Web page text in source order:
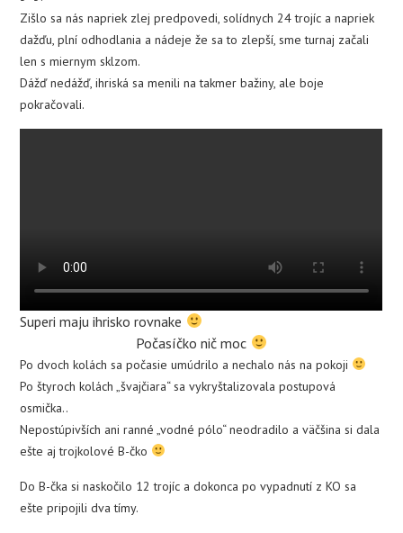
Zišlo sa nás napriek zlej predpovedi, solídnych 24 trojíc a napriek
dažďu, plní odhodlania a nádeje že sa to zlepší, sme turnaj začali
len s miernym sklzom.
Dážď nedážď, ihriská sa menili na takmer bažiny, ale boje
pokračovali.
Superi maju ihrisko rovnake
Počasíčko nič moc
Po dvoch kolách sa počasie umúdrilo a nechalo nás na pokoji
Po štyroch kolách „švajčiara“ sa vykryštalizovala postupová
osmička..
Nepostúpivších ani ranné „vodné pólo“ neodradilo a väčšina si dala
ešte aj trojkolové B-čko
Do B-čka si naskočilo 12 trojíc a dokonca po vypadnutí z KO sa
ešte pripojili dva tímy.